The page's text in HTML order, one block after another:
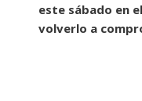
este sábado en
volverlo a